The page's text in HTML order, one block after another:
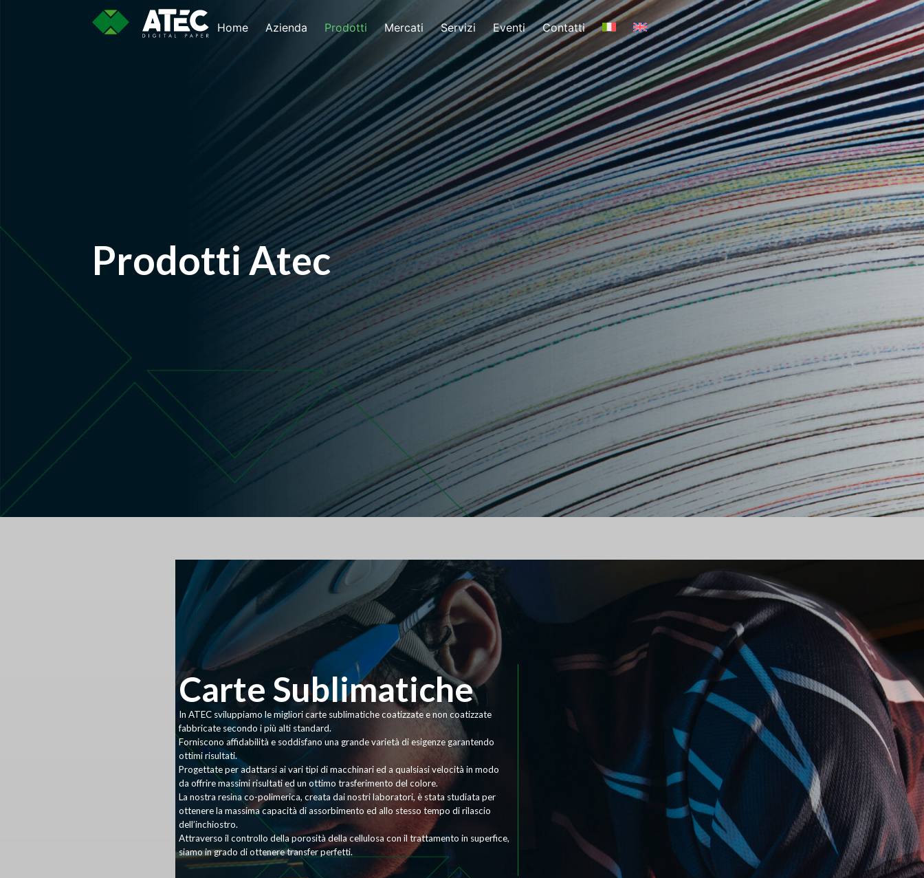
Home Azienda Prodotti Mercati Servizi Eventi Contatti
Prodotti Atec
Carte Sublimatiche
In ATEC sviluppiamo le migliori carte sublimatiche coatizzate e non coatizzate
fabbricate secondo i più alti standard.
Forniscono affidabilità e soddisfano una grande varietà di esigenze garantendo
ottimi risultati.
Progettate per adattarsi ai vari tipi di macchinari ed a qualsiasi velocità in modo
da offrire massimi risultati ed un ottimo trasferimento del colore.
La nostra resina co-polimerica, creata dai nostri laboratori, è stata studiata per
ottenere la massima capacità di assorbimento ed allo stesso tempo di rilascio
dell’inchiostro.
Attraverso il controllo della porosità della cellulosa con il trattamento in superfice,
siamo in grado di ottenere transfer perfetti.